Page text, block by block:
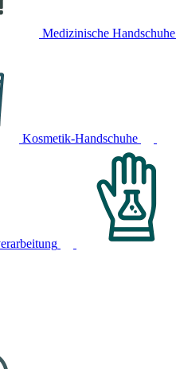
Medizinische Handschuhe
Kosmetik-Handschuhe